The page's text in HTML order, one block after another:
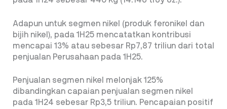
Adapun untuk segmen nikel (produk feronikel dan
bijih nikel), pada 1H25 mencatatkan kontribusi
mencapai 13% atau sebesar Rp7,87 triliun dari total
penjualan Perusahaan pada 1H25.
Penjualan segmen nikel melonjak 125%
dibandingkan capaian penjualan segmen nikel
pada 1H24 sebesar Rp3,5 triliun. Pencapaian positif